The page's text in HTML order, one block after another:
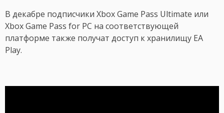
В декабре подписчики Xbox Game Pass Ultimate или
Xbox Game Pass for PC на соответствующей
платформе также получат доступ к хранилищу EA
Play.